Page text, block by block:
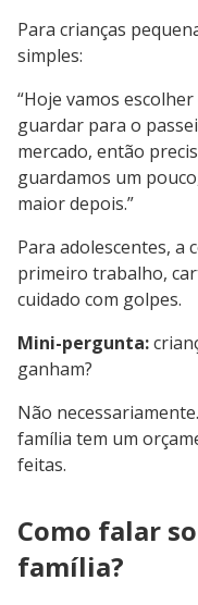
Para crianças
simples:
“Hoje vamos
guardar para o
mercado, então
guardamos um
maior depois.”
Para adolescentes, a
primeiro trabalho,
cuidado com golpes.
Mini-pergunta:
ganham?
Não
família tem um
feitas.
Como falar
família?